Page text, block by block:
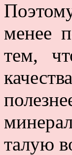
менее
тем,
талую